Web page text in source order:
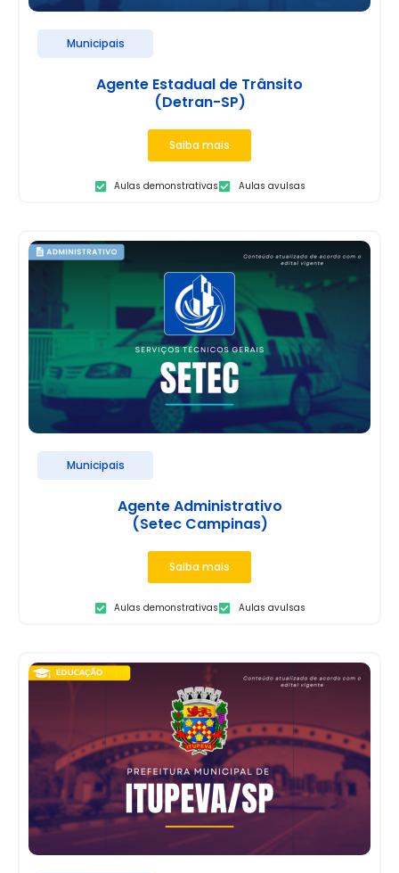
Municipais
Agente Estadual de Trânsito
(Detran-SP)
Saiba mais
Aulas demonstrativas Aulas avulsas
Municipais
Agente Administrativo
(Setec Campinas)
Saiba mais
Aulas demonstrativas Aulas avulsas